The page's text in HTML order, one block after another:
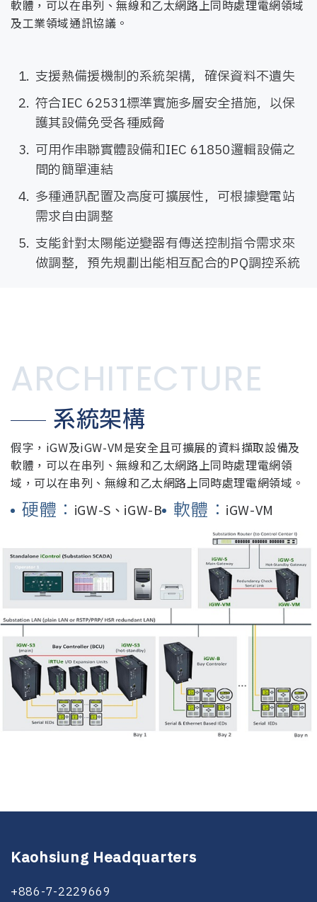
軟體，可以在串列、無線和乙太網路上同時處理電網領域
及工業領域通訊協議。
支援熱備援機制的系統架構，確保資料不遺失
符合IEC 62531標準實施多層安全措施，以保
護其設備免受各種威脅
可用作串聯實體設備和IEC 61850邏輯設備之
間的簡單連結
多種通訊配置及高度可擴展性，可根據變電站
需求自由調整
支能針對太陽能逆變器有傳送控制指令需求來
做調整，預先規劃出能相互配合的PQ調控系統
ARCHITECTURE
系統架構
假字，iGW及iGW-VM是安全且可擴展的資料擷取設備及
軟體，可以在串列、無線和乙太網路上同時處理電網領
域，可以在串列、無線和乙太網路上同時處理電網領域。
硬體： iGW-S、iGW-B 軟體： iGW-VM
Kaohsiung Headquarters
+886-7-2229669